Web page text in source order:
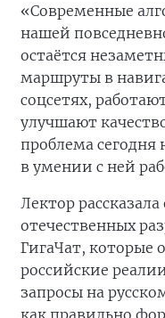
«Современные
нашей
остаётся
маршруты в
соцсетях,
улучшают
проблема сегодня
в умении с ней
Лектор
отечественных
ГигаЧат, которые
российские
запросы на
как правильно